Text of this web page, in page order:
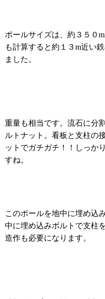
ポールサイズは、約３５０
も計算すると約１３m近い
ました。
重量も相当です。流石に分
ルトナット。看板と支柱の
ットでガチガチ！！しっか
すね。
このポールを地中に埋め込
中に埋め込みボルトで支柱
造作も必要になります。